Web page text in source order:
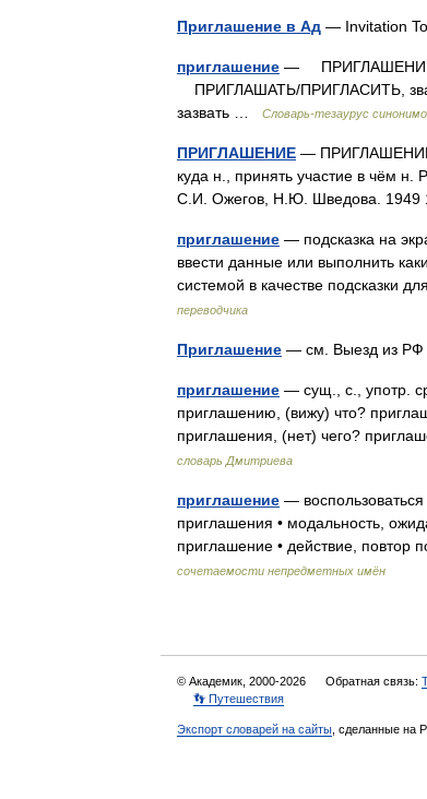
Приглашение в Ад — Invitation
приглашение — ПРИГЛАШЕНИЕ,
ПРИГЛАШАТЬ/ПРИГЛАСИТЬ, звать/
зазвать …
Словарь-тезаурус
ПРИГЛАШЕНИЕ — ПРИГЛАШЕНИЕ,
куда н., принять участие в чём
С.И. Ожегов, Н.Ю. Шведова.
приглашение — подсказка на
ввести данные или выполнить
системой в качестве подсказки
переводчика
Приглашение — см. Выезд из
приглашение — сущ., с., употр.
приглашению, (вижу) что?
приглашения, (нет) чего?
словарь Дмитриева
приглашение —
приглашения • модальность,
приглашение • действие, повтор
сочетаемости непредметных имён
© Академик, 2000-2026 Обратная связь:
👣 Путешествия
Экспорт словарей на сайты , сделанные на